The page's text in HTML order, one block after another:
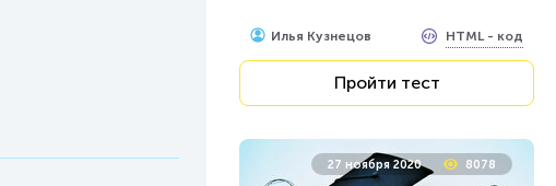
Илья Кузнецов HTML - код
Пройти тест
27 ноября 2020 8078